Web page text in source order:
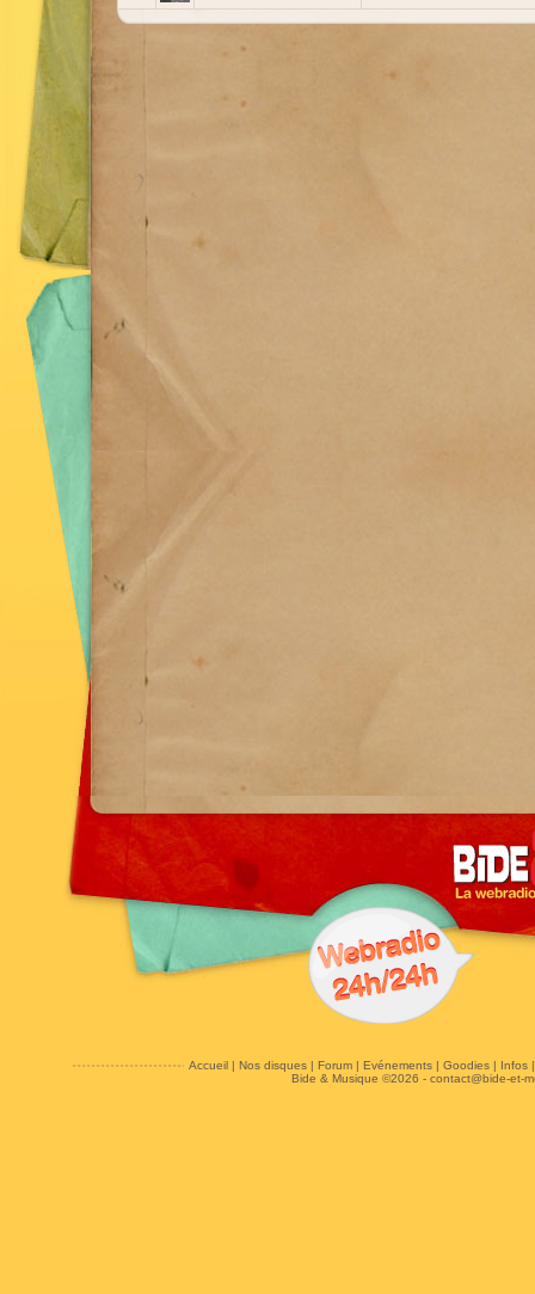
Accueil| Nos disques| Forum| Evénements| Goodies| Infos
Bide & Musique ©2026 - contact@bide-et-